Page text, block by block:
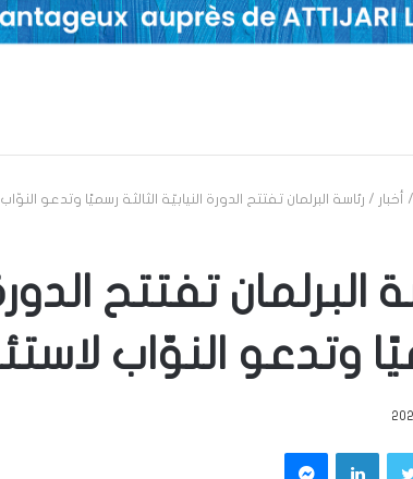
/ أخبار / رئاسة البرلمان تفتتح الدورة النيابيّة الثالثة رسميًا وتدعو
البرلمان تفتتح
وتدعو النوّاب
تويتر لينكدإن ماسنجر